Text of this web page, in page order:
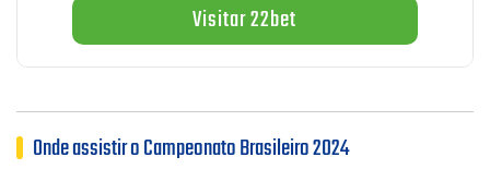
Visitar 22bet
Onde assistir o Campeonato Brasileiro 2024